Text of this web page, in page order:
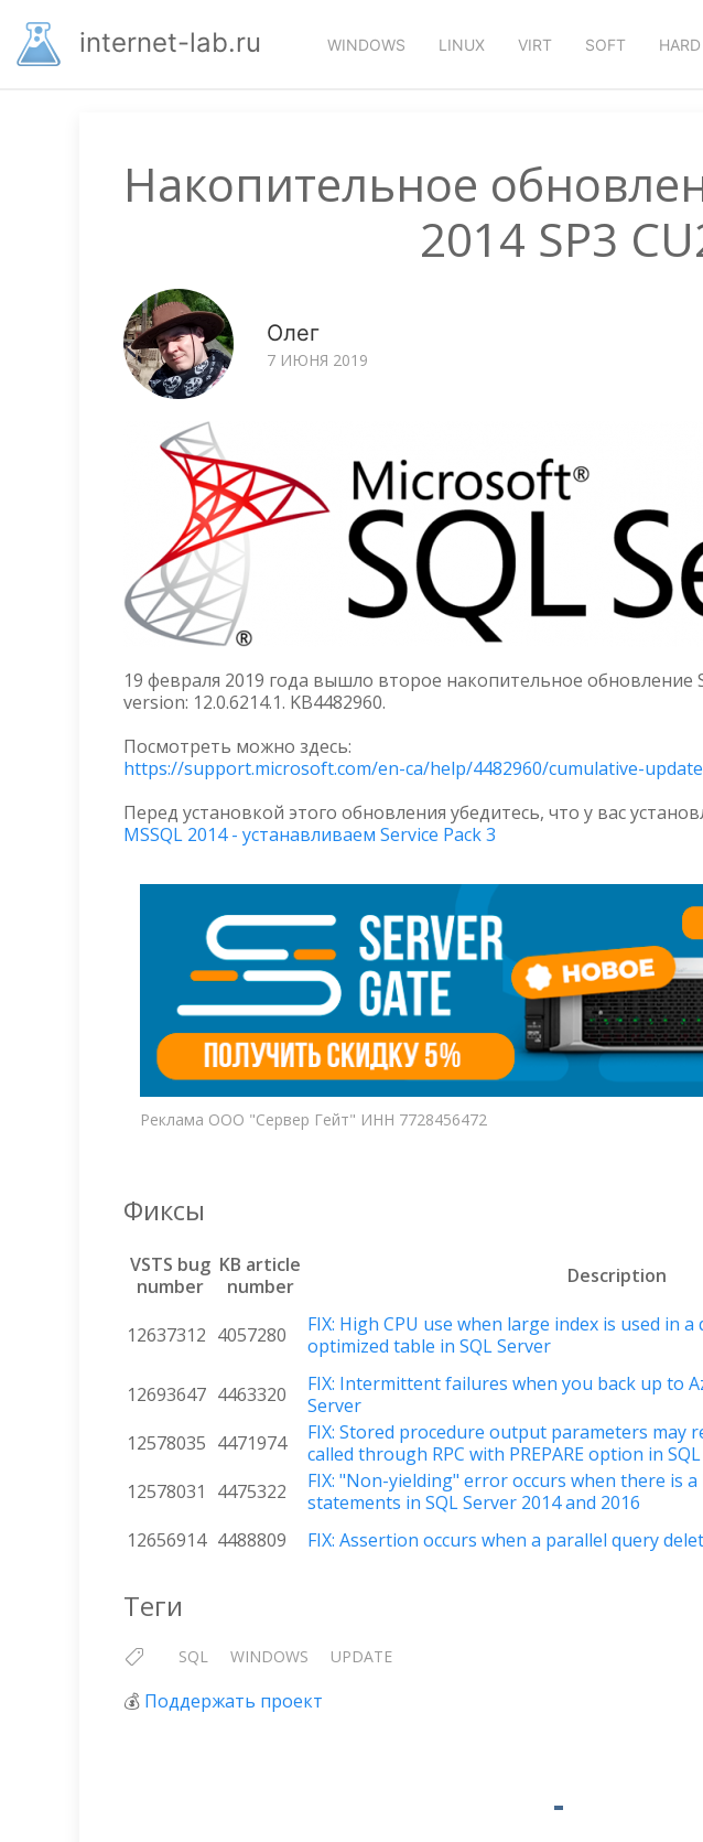
основномуinternet-lab.ru WINDOWS LINUX VIRT SOFT HARD
Накопительное
2014 SP3
Олег
7 ИЮНЯ 2019
19 февраля 2019 года вышло второе накопительное обновление
version: 12.0.6214.1. KB4482960.
Посмотреть можно здесь:
https://support.microsoft.com/en-ca/help/4482960/cumulative-
Перед установкой этого обновления убедитесь, что у вас
MSSQL 2014 - устанавливаем Service Pack 3
Реклама ООО "Сервер Гейт" ИНН 7728456472
Фиксы
VSTS bug
number
KB article
number
Description
12637312 4057280
FIX: High CPU use when large index is used in
optimized table in SQL Server
12693647 4463320
FIX: Intermittent failures when you back up to
Server
12578035 4471974
FIX: Stored procedure output parameters may
called through RPC with PREPARE option in
12578031
4475322
FIX: "Non-yielding" error occurs when there is
statements in SQL Server 2014 and 2016
12656914 4488809 FIX: Assertion occurs when a parallel query
Теги
SQL WINDOWS UPDATE
💰 Поддержать проект